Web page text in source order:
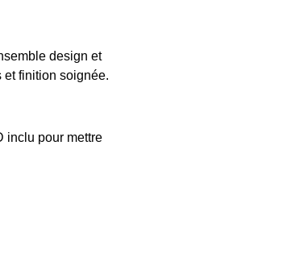
design et
finition soignée.
inclu pour mettre